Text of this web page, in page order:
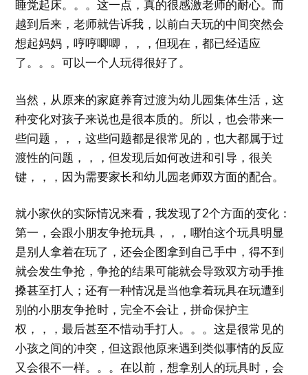
睡觉起床。。。这一点，真的很感激老师的耐心。而
越到后来，老师就告诉我，以前白天玩的中间突然会
想起妈妈，哼哼唧唧，，，但现在，都已经适应
了。。。可以一个人玩得很好了。
当然，从原来的家庭养育过渡为幼儿园集体生活，这
种变化对孩子来说也是很本质的。所以，也会带来一
些问题，，，这些问题都是很常见的，也大都属于过
渡性的问题，，，但发现后如何改进和引导，很关
键，，，因为需要家长和幼儿园老师双方面的配合。
就小家伙的实际情况来看，我发现了2个方面的变化：
第一，会跟小朋友争抢玩具，，，哪怕这个玩具明显
是别人拿着在玩了，还会企图拿到自己手中，得不到
就会发生争抢，争抢的结果可能就会导致双方动手推
搡甚至打人；还有一种情况是当他拿着玩具在玩遭到
别的小朋友争抢时，完全不会让，拼命保护主
权，，，最后甚至不惜动手打人。。。这是很常见的
小孩之间的冲突，但这跟他原来遇到类似事情的反应
又会很不一样。。。在以前，想拿别人的玩具时，会